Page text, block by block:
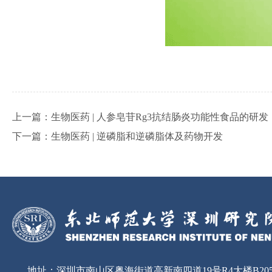
上一篇： 生物医药 | 人参皂苷Rg3抗结肠炎功能性食品的研发
下一篇： 生物医药 | 逆磷脂和逆磷脂体及药物开发